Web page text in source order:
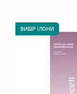
ВИБІР ІЛОНИ